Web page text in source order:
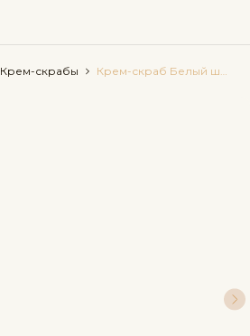
Крем-скрабы Крем-скраб Белый шоколад